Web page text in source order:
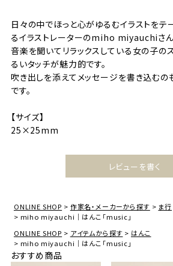
日々の中でほっと心がゆるむイラストをテ
るイラストレーターのmiho miyauchiさん
音楽を聞いてリラックスしている女の子の
るいタッチが魅力的です。
吹き出しを添えてメッセージを書き込むの
です。
【サイズ】
25×25mm
レビューを書く
ONLINE SHOP 作家名・メーカーから探す ま行
miho miyauchi｜はんこ「music」
ONLINE SHOP
アイテムから探す
はんこ
miho miyauchi｜はんこ「music」
おすすめ商品